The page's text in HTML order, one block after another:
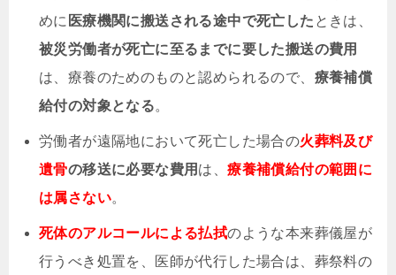
めに 医療機関に搬送される途中で死亡した ときは、
被災労働者が死亡に至るまでに要した搬送の費用
は、 療養のためのものと認められるので、 療養補償
給付の対象となる。
労働者が遠隔地において死亡した場合の火葬料及び
遺骨の移送に必要な費用 は、療養補償給付の範囲に
は属さない。
死体のアルコールによる払拭のような本来葬儀屋が
行うべき処置を、医師が代行した場合は、 葬祭料の